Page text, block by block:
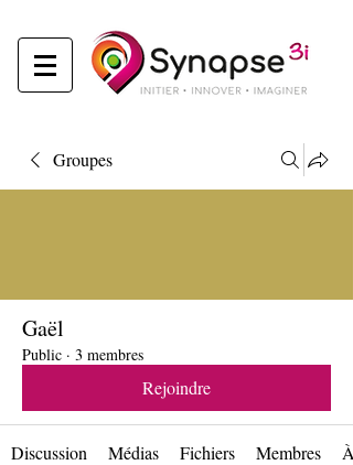
Groupes
Gaël
Public · 3 membres
Rejoindre
Discussion Médias Fichiers Membres